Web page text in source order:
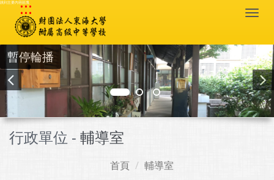
跳到主要內容區塊
:::
暫停輪播
行政單位 - 輔導室
首頁 輔導室